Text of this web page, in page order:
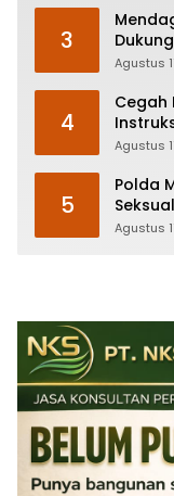
3
Agustus
4
Cegah
Insiden
Agustus
5
Polda
Agustus